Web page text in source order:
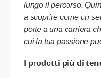
lungo il percorso.
a scoprire come un
porte a una carriera
cui la tua passione
I prodotti più di